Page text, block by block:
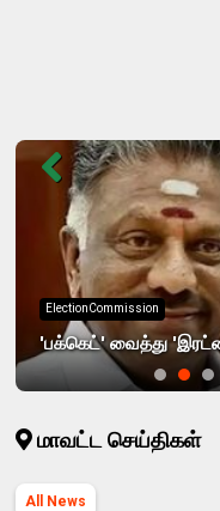
ElectionCommission
'பக்கெட்' வைத்து
மாவட்ட செய்திகள்
All News